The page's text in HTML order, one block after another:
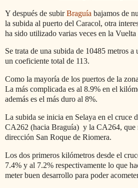
Y después de subirBraguía bajamos de
la subida al puerto del Caracol, otra
ha sido utilizado varias veces en la Vuelta
Se trata de una subida de 10485 metros
un coeficiente total de 113.
Como la mayoría de los puertos de la
La más complicada es al 8.9% en el
además es el más duro al 8%.
La subida se inicia en Selaya en el cruce
CA262 (hacia Braguía) y la CA264, que
dirección San Roque de Riomera.
Los dos primeros kilómetros desde el
7.4% y al 7.2% respectivamente lo que
meter buen desarrollo para poder